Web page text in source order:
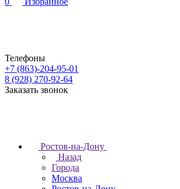
Телефоны
+7 (863)-204-95-01
8 (928) 270-92-64
Заказать звонок
Ростов-на-Дону
Назад
Города
Москва